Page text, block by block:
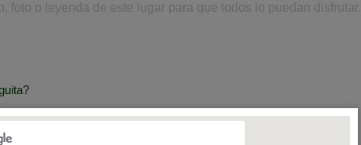
foto o leyenda de este lugar para que todos lo puedan disfrutar.